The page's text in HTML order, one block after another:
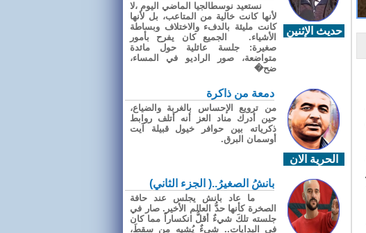
حديث الإثنين
نستعيد نوسطالجيا الماضي اليوم ،لا
لأنها كانت خالية من المتاعب، بل لأنها
كانت مليئة بالدفء والاختلاف وبساطة
الأشياء. الجميع كان يفرح بأمور
صغيرة: جلسة عائلية حول مائدة
متواضعة، صور الراديو في المساء،
ضح�
الحرية الان
دمعة من ذاكرة
من ترويع الإحساس بالغربة والضياع،
حين أدرك مناد العز أنه أتلف روابط
ذكرياته بين حوافر خيول قبيلة آيت
أوسمان البرق.
بانشُ الصغيرُ..( الجزء الثاني)
ما عاد بانش يجلس عند حافة
الصخرة كأنها حدُّ العالم الأخير. صار في
جلسته تلكَ شيءٌ أقلُّ انكساراً مما كان
في البدايات.. شيءٌ يُشبِه من سقطَ،